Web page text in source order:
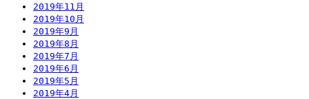
2019年11月
2019年10月
2019年9月
2019年8月
2019年7月
2019年6月
2019年5月
2019年4月